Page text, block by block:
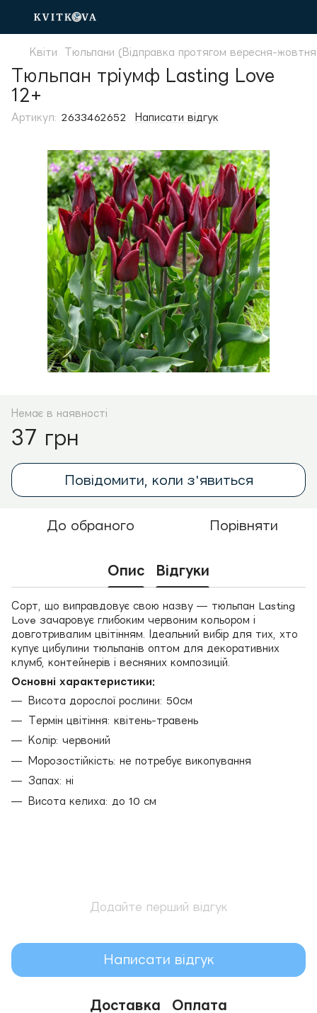
Квіти Тюльпани (Відправка протягом вересня-
Тюльпан тріумф Lasting Love
12+
Артикул: 2633462652 Написати відгук
Немає в наявності
37 грн
Повідомити, коли з'явиться
До обраного Порівняти
Опис Відгуки
Сорт, що виправдовує свою назву — тюльпан Lasting
Love зачаровує глибоким червоним кольором і
довготривалим цвітінням. Ідеальний вибір для тих, хто
купує цибулини тюльпанів оптом для декоративних
клумб, контейнерів і весняних композицій.
Основні характеристики:
Висота дорослої рослини: 50см
Термін цвітіння: квітень-травень
Колір: червоний
Морозостійкість: не потребує викопування
Запах: ні
Висота келиха: до 10 см
Додайте перший відгук
Написати відгук
Доставка Оплата